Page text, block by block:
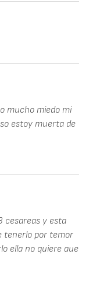
mucho miedo mi
estoy muerta de
cesareas y esta
tenerlo por temor
ella no quiere aue